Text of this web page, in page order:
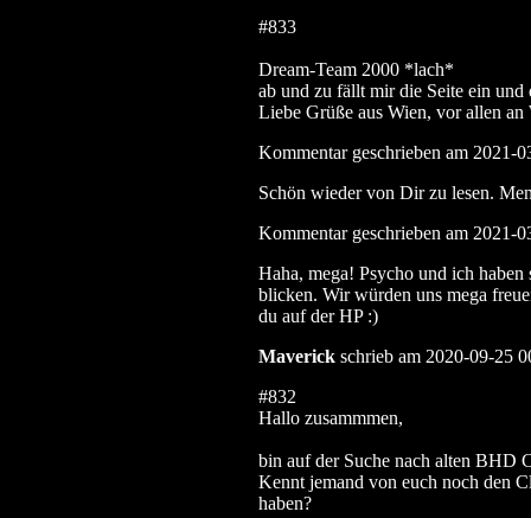
#833
Dream-Team 2000 *lach*
ab und zu fällt mir die Seite ein
Liebe Grüße aus Wien, vor allen
Kommentar geschrieben am
Schön wieder von Dir zu lesen.
Kommentar geschrieben am
Haha, mega! Psycho und ich
blicken. Wir würden uns mega
du auf der HP :)
Maverick schrieb am 2020-09-25
#832
Hallo zusammmen,
bin auf der Suche nach alten BHD
Kennt jemand von euch noch den
haben?